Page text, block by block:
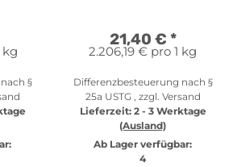
kg
§
21,40 € *
2.206,19 € pro 1 kg
Differenzbesteuerung nach §
25a USTG , zzgl. Versand
Lieferzeit: 2 - 3 Werktage
(Ausland)
Ab Lager verfügbar:
4